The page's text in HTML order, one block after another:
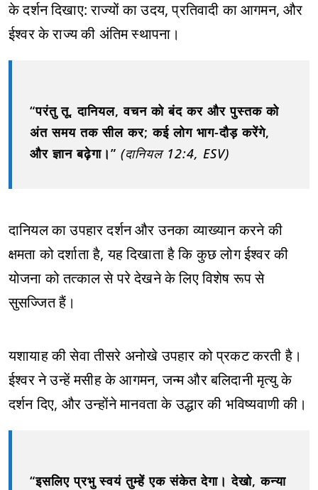
के दर्शन दिखाए: राज्यों का उदय, प्रतिवादी का आगमन, और
ईश्वर के राज्य की अंतिम स्थापना।
“परंतु तू, दानियल, वचन को बंद कर और पुस्तक को
अंत समय तक सील कर; कई लोग भाग-दौड़ करेंगे,
और ज्ञान बढ़ेगा।” (दानियल 12:4, ESV)
दानियल का उपहार दर्शन और उनका व्याख्यान करने की
क्षमता को दर्शाता है, यह दिखाता है कि कुछ लोग ईश्वर की
योजना को तत्काल से परे देखने के लिए विशेष रूप से
सुसज्जित हैं।
यशायाह की सेवा तीसरे अनोखे उपहार को प्रकट करती है।
ईश्वर ने उन्हें मसीह के आगमन, जन्म और बलिदानी मृत्यु के
दर्शन दिए, और उन्होंने मानवता के उद्धार की भविष्यवाणी की।
“इसलिए प्रभु स्वयं तुम्हें एक संकेत देगा। देखो, कन्या